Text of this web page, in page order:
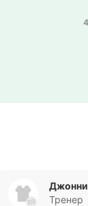
4
Джонни
Тренер